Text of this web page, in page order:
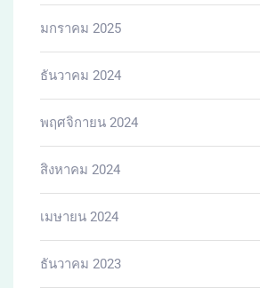
มกราคม 2025
ธันวาคม 2024
พฤศจิกายน 2024
สิงหาคม 2024
เมษายน 2024
ธันวาคม 2023